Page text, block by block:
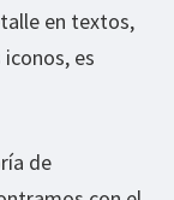
en textos,
es
de